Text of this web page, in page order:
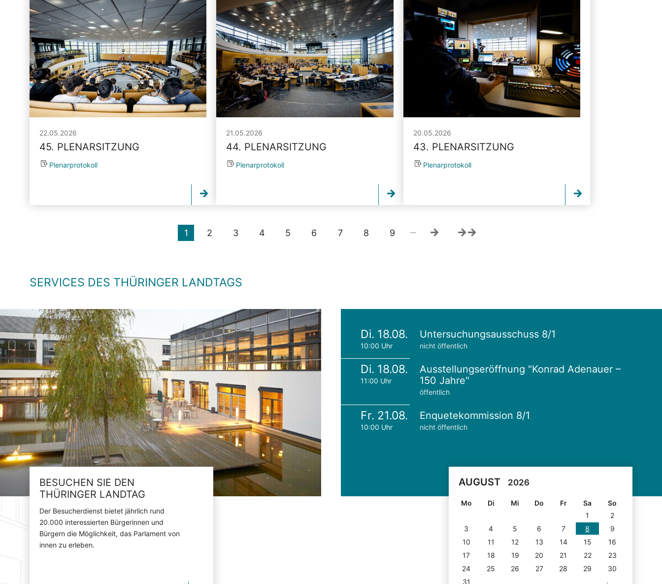
22.05.2026
45. PLENARSITZUNG
Plenarprotokoll
21.05.2026
44. PLENARSITZUNG
Plenarprotokoll
20.05.2026
43. PLENARSITZUNG
Plenarprotokoll
1 2 3 4 5 6 7 8 9 …
SERVICES DES THÜRINGER LANDTAGS
BESUCHEN SIE DEN
THÜRINGER LANDTAG
Der Besucherdienst bietet jährlich rund
20.000 interessierten Bürgerinnen und
Bürgern die Möglichkeit, das Parlament von
innen zu erleben.
Di. 18.08.
10:00 Uhr
Untersuchungsausschuss 8/1
nicht öffentlich
Di. 18.08.
11:00 Uhr
Ausstellungseröffnung "Konrad Adenauer –
150 Jahre"
öffentlich
Fr. 21.08.
10:00 Uhr
Enquetekommission 8/1
nicht öffentlich
AUGUST 2026
Mo Di Mi Do Fr Sa
So
1
2
3
4 5 6 7 8
9
10
11 12 13 14 15
16
17
18 19 20 21 22
23
24
25 26 27 28 29
30
31